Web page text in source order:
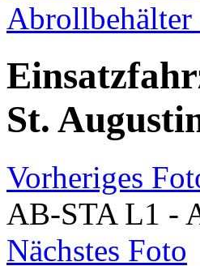
Abrollbehälter
St.
Vorheriges
AB-STA L1 -
Nächstes Foto